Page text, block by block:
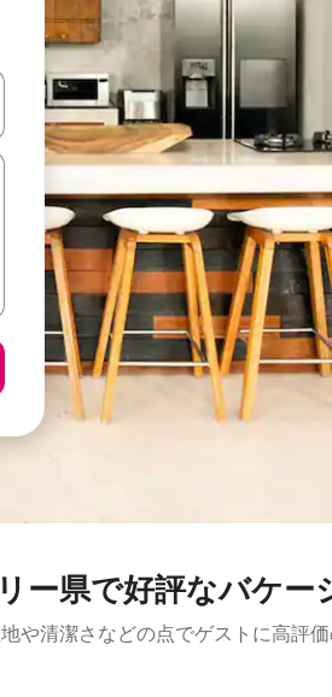
するか、画面をタッチまたはスワイプし
ー県で好評なバケー
や清潔さなどの点でゲストに高評価